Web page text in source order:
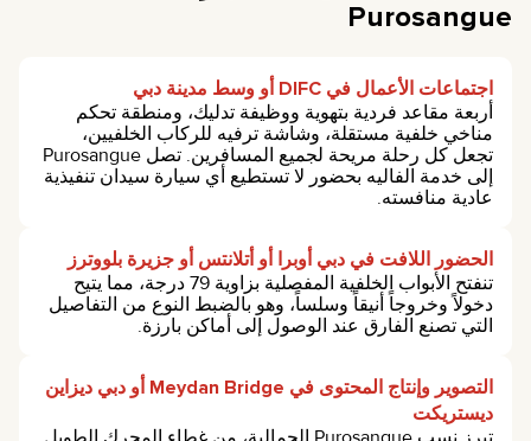
Purosangue
اجتماعات الأعمال في DIFC أو وسط مدينة دبي
أربعة مقاعد فردية بتهوية ووظيفة تدليك، ومنطقة تحكم
مناخي خلفية مستقلة، وشاشة ترفيه للركاب الخلفيين،
تجعل كل رحلة مريحة لجميع المسافرين. تصل Purosangue
إلى خدمة الفاليه بحضور لا تستطيع أي سيارة سيدان تنفيذية
عادية منافسته.
الحضور اللافت في دبي أوبرا أو أتلانتس أو جزيرة بلووترز
تنفتح الأبواب الخلفية المفصلية بزاوية 79 درجة، مما يتيح
دخولاً وخروجاً أنيقاً وسلساً، وهو بالضبط النوع من التفاصيل
التي تصنع الفارق عند الوصول إلى أماكن بارزة.
التصوير وإنتاج المحتوى في Meydan Bridge أو دبي ديزاين
ديستريكت